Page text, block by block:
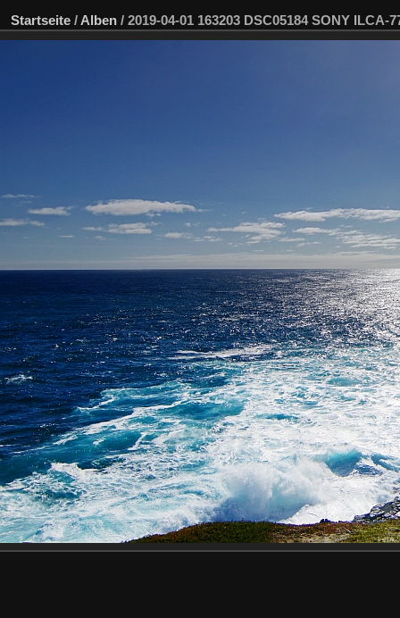
Startseite / Alben / 2019-04-01 163203 DSC05184 SONY ILCA-